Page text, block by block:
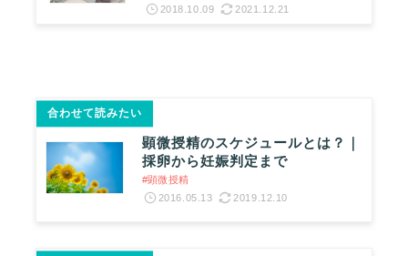
2018.10.09 2021.12.21
合わせて読みたい
顕微授精のスケジュールとは？｜
採卵から妊娠判定まで
#顕微授精
2016.05.13
2019.12.10